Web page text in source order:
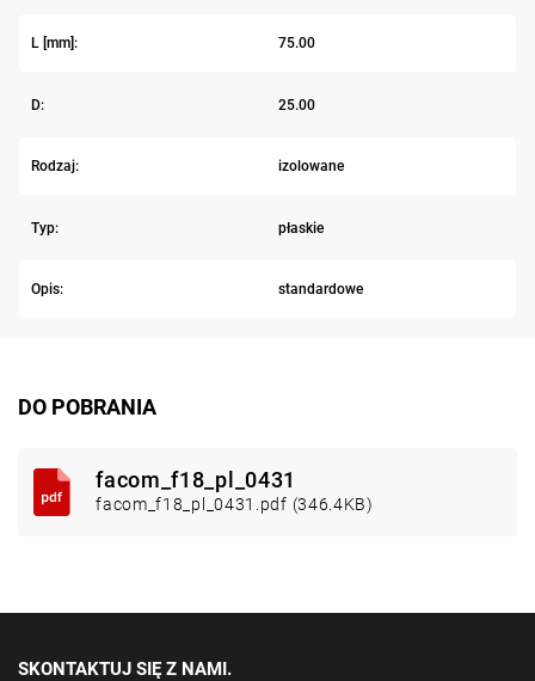
L [mm]: 75.00
D: 25.00
Rodzaj: izolowane
Typ: płaskie
Opis: standardowe
DO POBRANIA
facom_f18_pl_0431
facom_f18_pl_0431.pdf (346.4KB)
SKONTAKTUJ SIĘ Z NAMI.